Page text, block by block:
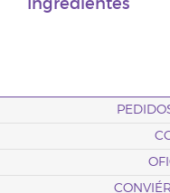
Ingredientes